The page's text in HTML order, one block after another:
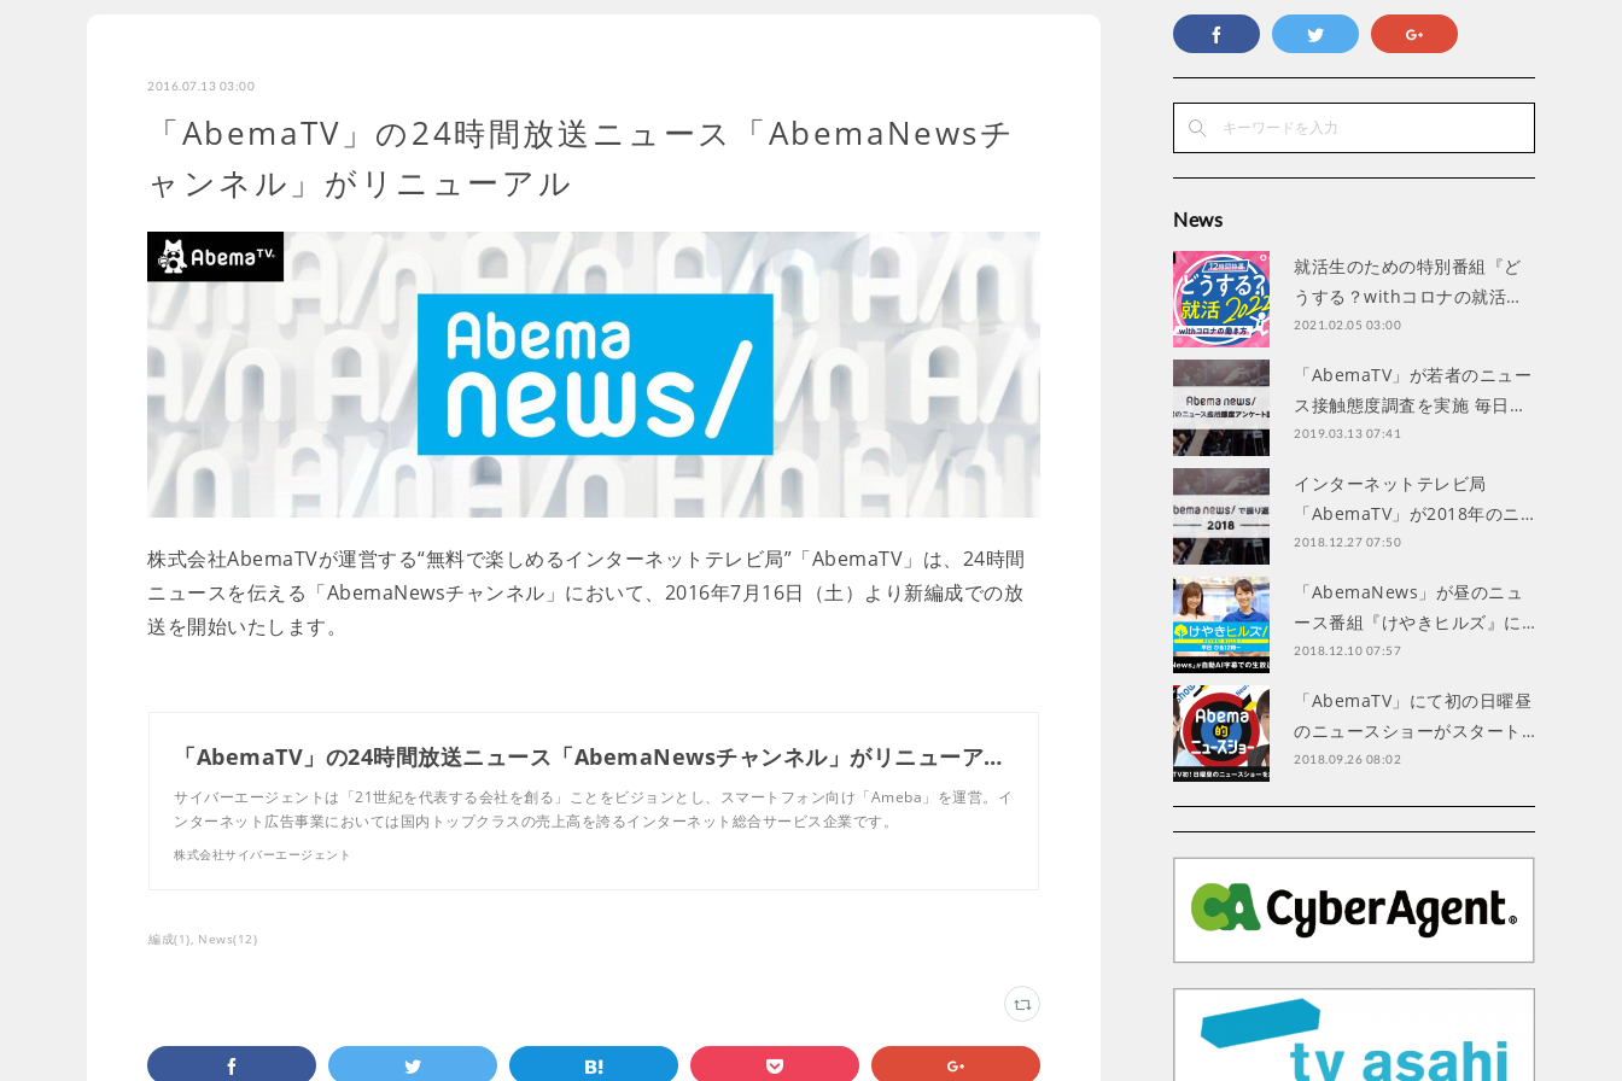
2016.07.13 03:00
「AbemaTV」の24時間放送ニュース「AbemaNewsチ
ャンネル」がリニューアル
株式会社AbemaTVが運営する“無料で楽しめるインターネットテレビ局”「AbemaTV」は、24時間
ニュースを伝える「AbemaNewsチャンネル」において、2016年7月16日（土）より新編成での放
送を開始いたします。
「AbemaTV」の24時間放送ニュース「AbemaNewsチャンネル」がリニューアル 株式会社サイバーエージェント
サイバーエージェントは「21世紀を代表する会社を創る」ことをビジョンとし、スマートフォン向け「Ameba」を運営。イ
ンターネット広告事業においては国内トップクラスの売上高を誇るインターネット総合サービス企業です。
株式会社サイバーエージェント
編成(1) News(12)
News
就活生のための特別番組『ど
うする？withコロナの就活…
2021.02.05 03:00
「AbemaTV」が若者のニュー
ス接触態度調査を実施 毎日…
2019.03.13 07:41
インターネットテレビ局
「AbemaTV」が2018年のニ…
2018.12.27 07:50
「AbemaNews」が昼のニュ
ース番組『けやきヒルズ』に…
2018.12.10 07:57
「AbemaTV」にて初の日曜昼
のニュースショーがスタート…
2018.09.26 08:02